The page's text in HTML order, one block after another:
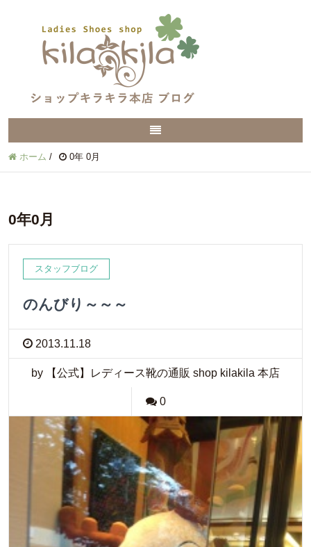
ホーム / 0年 0月
0年0月
スタッフブログ
のんびり～～～
2013.11.18
by 【公式】レディース靴の通販 shop kilakila 本店
0